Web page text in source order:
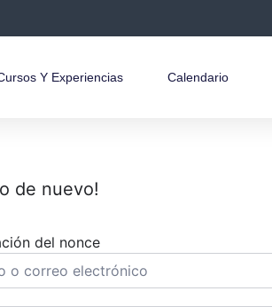
Y Experiencias Calendario
de nuevo!
del nonce